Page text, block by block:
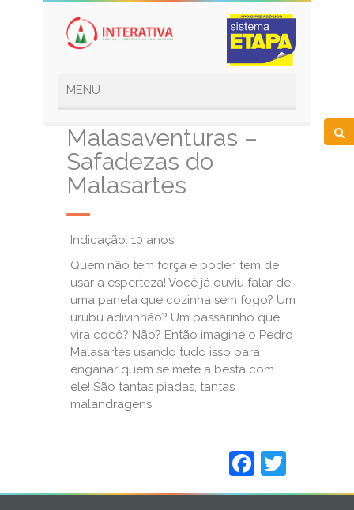
Malasaventuras –
Safadezas do
Malasartes
Indicação: 10 anos
Quem não tem força e poder, tem de
usar a esperteza! Você já ouviu falar de
uma panela que cozinha sem fogo? Um
urubu adivinhão? Um passarinho que
vira cocô? Não? Então imagine o Pedro
Malasartes usando tudo isso para
enganar quem se mete a besta com
ele! São tantas piadas, tantas
malandragens.